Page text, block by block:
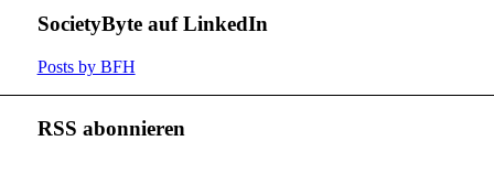
SocietyByte auf LinkedIn
Posts by BFH
RSS abonnieren